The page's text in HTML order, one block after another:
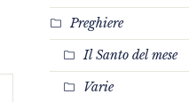
Preghiere
Il Santo del mese
Varie